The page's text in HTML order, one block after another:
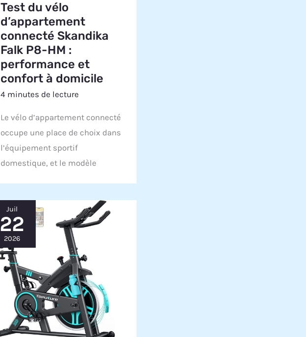
Test du vélo
d’appartement
connecté Skandika
Falk P8-HM :
performance et
confort à domicile
4 minutes de lecture
Le vélo d’appartement connecté
occupe une place de choix dans
l’équipement sportif
domestique, et le modèle
Juil
22
2026